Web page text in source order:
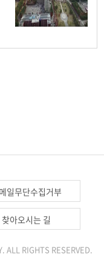
일무단수집거부
찾아오시는 길
ALL RIGHTS RESERVED.